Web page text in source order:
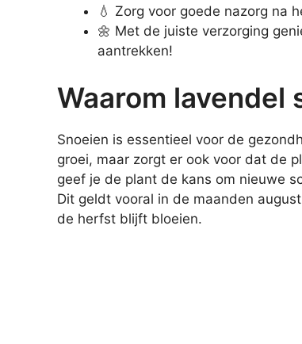
💧 Zorg voor goede nazorg na
🌼 Met de juiste verzorging
aantrekken!
Waarom lavendel
Snoeien is essentieel voor de
groei, maar zorgt er ook voor dat de
geef je de plant de kans om nieuwe
Dit geldt vooral in de maanden
de herfst blijft bloeien.